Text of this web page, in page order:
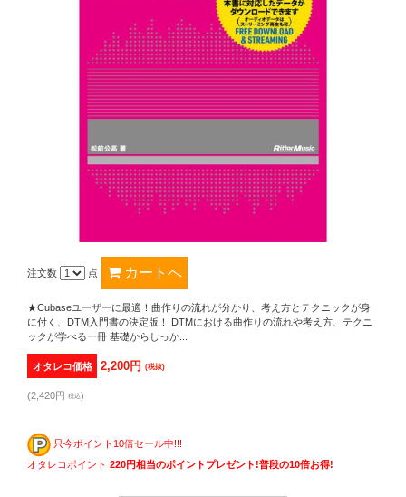
注文数 点
★Cubaseユーザーに最適！曲作りの流れが分かり、考え方とテクニックが身
に付く、DTM入門書の決定版！ DTMにおける曲作りの流れや考え方、テクニ
ックが学べる一冊 基礎からしっか...
オタレコ価格 2,200円(税抜)
(2,420円 税込)
只今ポイント10倍セール中!!!
オタレコポイント 220円相当のポイントプレゼント!普段の10倍お得!